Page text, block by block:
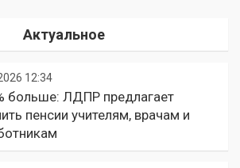
Актуальное
12:34
больше: ЛДПР предлагает
пенсии учителям, врачам и